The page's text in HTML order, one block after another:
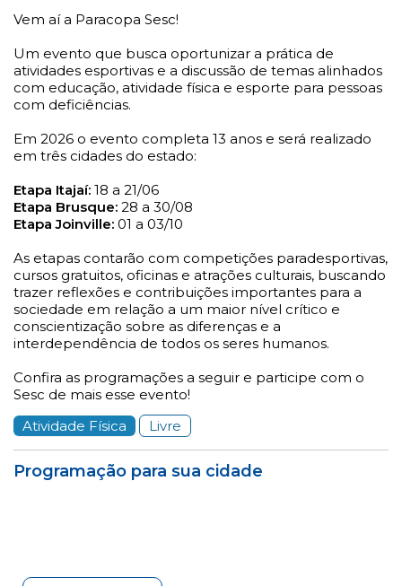
Vem aí a Paracopa Sesc!
Um evento que busca oportunizar a prática de
atividades esportivas e a discussão de temas alinhados
com educação, atividade física e esporte para pessoas
com deficiências.
Em 2026 o evento completa 13 anos e será realizado
em três cidades do estado:
Etapa Itajaí: 18 a 21/06
Etapa Brusque: 28 a 30/08
Etapa Joinville: 01 a 03/10
As etapas contarão com competições paradesportivas,
cursos gratuitos, oficinas e atrações culturais, buscando
trazer reflexões e contribuições importantes para a
sociedade em relação a um maior nível crítico e
conscientização sobre as diferenças e a
interdependência de todos os seres humanos.
Confira as programações a seguir e participe com o
Sesc de mais esse evento!
Atividade Física
Livre
Programação para sua cidade